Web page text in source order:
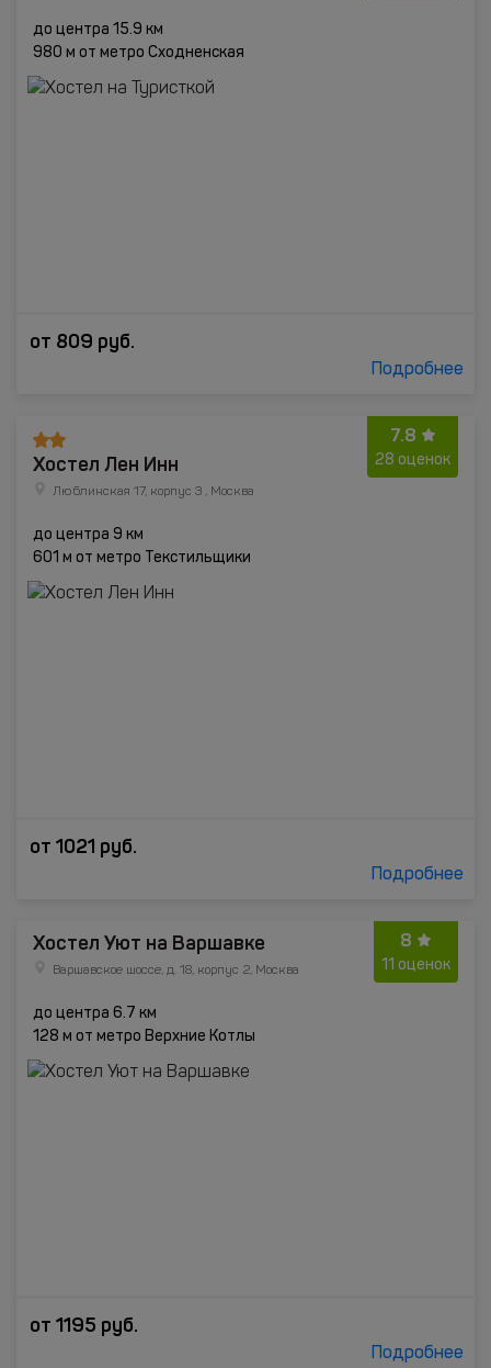
до центра 15.9 км
980 м от метро Сходненская
от 809 руб.
Подробнее
7.8
28 оценок
Хостел Лен Инн
Люблинская 17, корпус 3 , Москва
до центра 9 км
601 м от метро Текстильщики
от 1021 руб.
Подробнее
8
11 оценок
Хостел Уют на Варшавке
Варшавское шоссе, д. 18, корпус 2, Москва
до центра 6.7 км
128 м от метро Верхние Котлы
от 1195 руб.
Подробнее